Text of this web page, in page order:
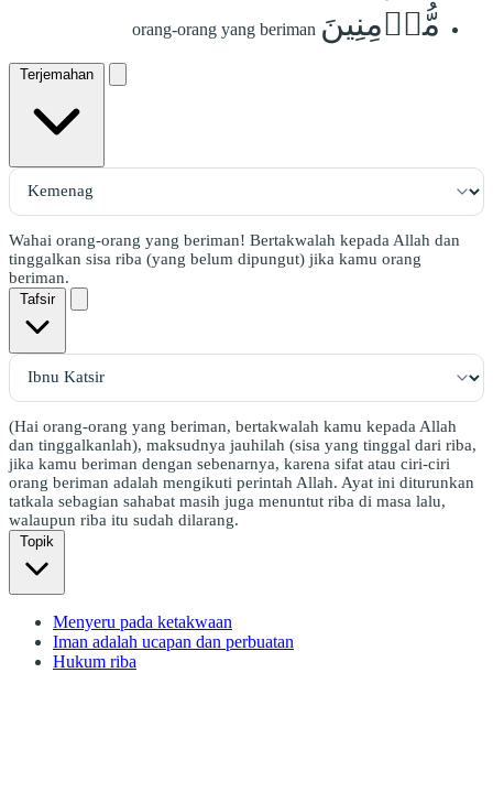
مُّؤۡمِنِينَ orang-orang yang beriman
Terjemahan
Wahai orang-orang yang beriman! Bertakwalah kepada Allah dan
tinggalkan sisa riba (yang belum dipungut) jika kamu orang
beriman.
Tafsir
(Hai orang-orang yang beriman, bertakwalah kamu kepada Allah
dan tinggalkanlah), maksudnya jauhilah (sisa yang tinggal dari riba,
jika kamu beriman dengan sebenarnya, karena sifat atau ciri-ciri
orang beriman adalah mengikuti perintah Allah. Ayat ini diturunkan
tatkala sebagian sahabat masih juga menuntut riba di masa lalu,
walaupun riba itu sudah dilarang.
Topik
Menyeru pada ketakwaan
Iman adalah ucapan dan perbuatan
Hukum riba